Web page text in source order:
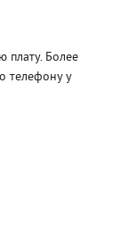
плату. Более
телефону у